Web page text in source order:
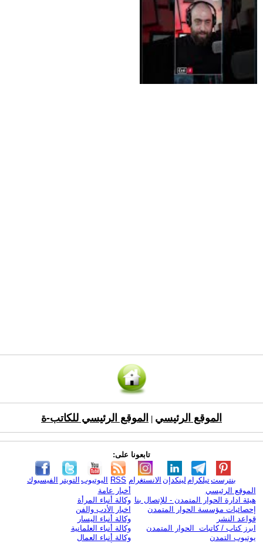
الموقع الرئيسي الموقع الرئيسي للكاتب-ة
تابعونا على:
الفيسبوك التويتر اليوتيوب RSS الانستغرام لينكدإن تيلكرامبنترست
الموقع الرئيسي
هيئة ادارة الحوار المتمدن - للإتصال بنا
إحصائيات مؤسسة الحوار المتمدن
قواعد النشر
ابرز كتاب / كاتبات الحوار المتمدن
يوتيوب التمدن
أخبار عامة
وكالة أنباء المرأة
اخبار الأدب والفن
وكالة أنباء اليسار
وكالة أنباء العلمانية
وكالة أنباء العمال